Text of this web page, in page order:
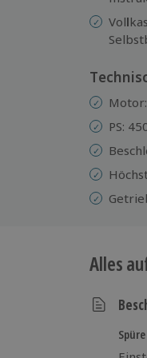
Voll
PS:
Alles